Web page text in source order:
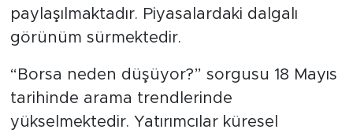
paylaşılmaktadır. Piyasalardaki dalgalı
görünüm sürmektedir.
“Borsa neden düşüyor?” sorgusu 18 Mayıs
tarihinde arama trendlerinde
yükselmektedir. Yatırımcılar küresel